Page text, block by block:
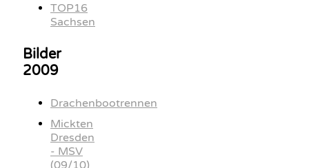
TOP16
Sachsen
Bilder
2009
Drachenbootrennen
Mickten
Dresden
- MSV
(09/10)